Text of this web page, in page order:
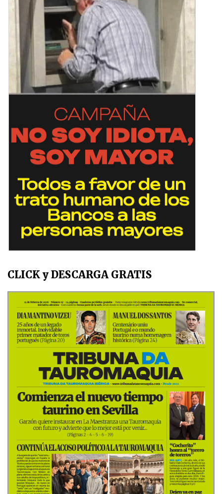
CLICK y DESCARGA GRATIS